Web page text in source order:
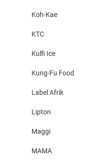
Koh-Kae
KTC
Kulfi Ice
Kung-Fu Food
Label Afrik
Lipton
Maggi
MAMA